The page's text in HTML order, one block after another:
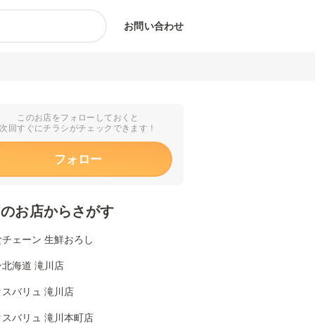
お問い合わせ
このお店をフォローしておくと
次回すぐにチラシがチェックできます！
フォロー
お店からさがす
ェーン 生鮮おろし
北海道 滝川店
スバリュ 滝川店
スバリュ 滝川本町店